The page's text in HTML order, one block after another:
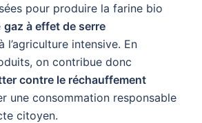
pour produire la farine bio
gaz à effet de serre
l’agriculture intensive. En
on contribue donc
contre le réchauffement
une consommation responsable
citoyen.